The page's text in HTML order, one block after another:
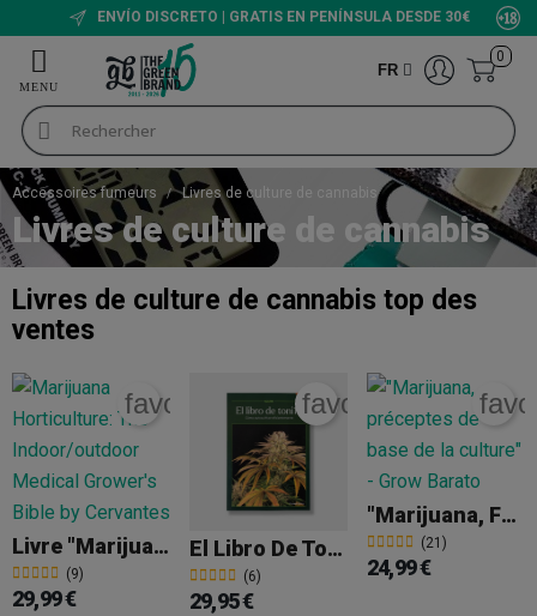
ENVÍO DISCRETO | GRATIS EN PENÍNSULA DESDE 30€
FR
0
Accessoires fumeurs Livres de culture de cannabis
Livres de culture de cannabis
Livres de culture de cannabis top des
ventes
Livre "Marijuana Horticulture: The Indoor/outdoor Medical Grower's Bible" By Cervantes
(9)
favorite_border
29,99 €
El Libro De Toni13
(6)
favorite_border
29,95 €
"Marijuana, Fondamentaux De Culture " - Jorge Cervantes
(21)
24,99 €